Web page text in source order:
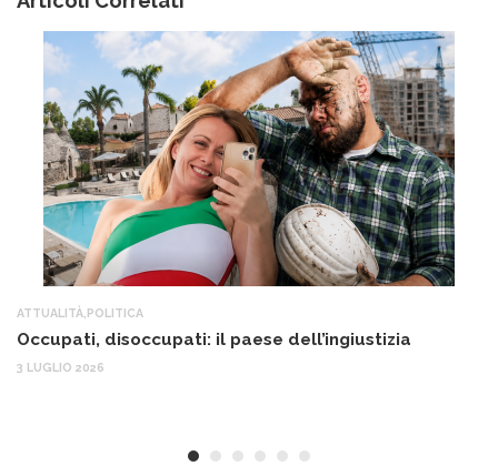
ATTUALITÀ POLITICA
Occupati, disoccupati: il paese dell’ingiustizia
3 LUGLIO 2026